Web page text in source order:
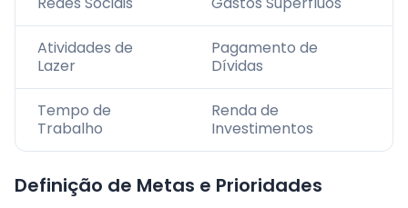
Atividades de
Lazer
Pagamento de
Dívidas
Tempo de
Trabalho
Renda de
Investimentos
Definição de Metas e Prioridades